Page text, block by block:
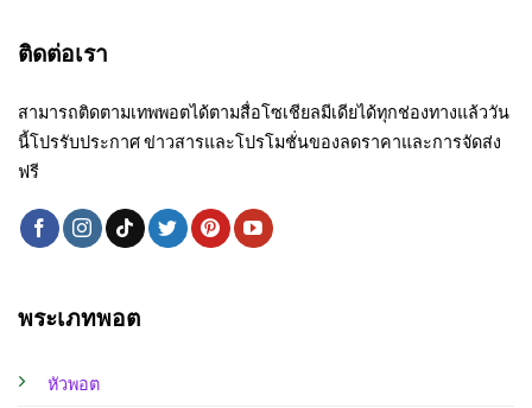
พระเภทพอต
หัวพอต
ติดต่อเรา
สามารถติดตามเทพพอตได้ตามสื่อโซเชียลมีเดียได้ทุกช่องทางแล้ววัน
นี้โปรรับประกาศ ข่าวสารและโปรโมชั่นของลดราคาและการจัดส่ง
ฟรี